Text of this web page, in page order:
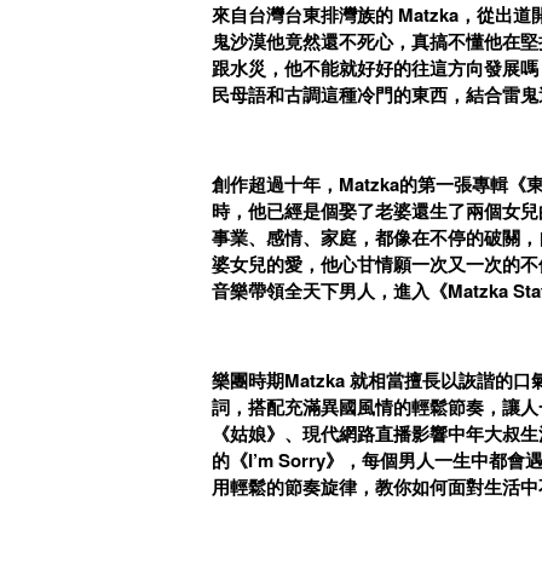
來自台灣台東排灣族的 Matzka，從出道
鬼沙漠他竟然還不死心，真搞不懂他在
跟水災，他不能就好好的往這方向發展
民母語和古調這種冷門的東西，結合雷
創作超過十年，Matzka的第一張專輯《
時，他已經是個娶了老婆還生了兩個女
事業、感情、家庭，都像在不停的破關
婆女兒的愛，他心甘情願一次又一次的
音樂帶領全天下男人，進入《Matzka
樂團時期Matzka 就相當擅長以詼諧的口
詞，搭配充滿異國風情的輕鬆節奏，讓
《姑娘》、現代網路直播影響中年大叔
的《I’m Sorry》，每個男人一生中都會
用輕鬆的節奏旋律，教你如何面對生活